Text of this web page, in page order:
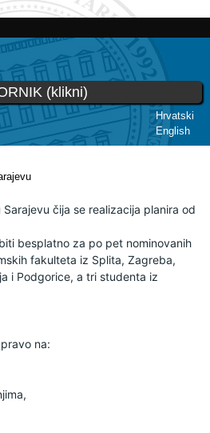
Hrvatski
English
(klikni)
čija se realizacija planira od
besplatno za po pet nominovanih
fakulteta iz Splita, Zagreba,
i Podgorice, a tri studenta iz
na: